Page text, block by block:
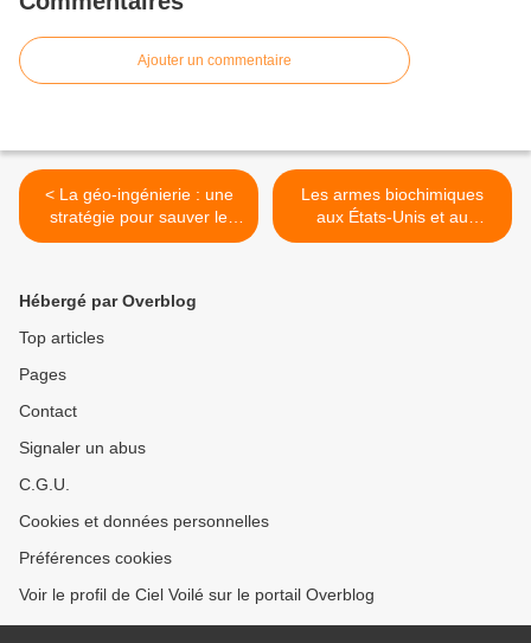
Ajouter un commentaire
< La géo-ingénierie : une
stratégie pour sauver le
capitalisme, pas le climat
Les armes biochimiques
aux États-Unis et au
Canada >
Hébergé par Overblog
Top articles
Pages
Contact
Signaler un abus
C.G.U.
Cookies et données personnelles
Préférences cookies
Voir le profil de Ciel Voilé sur le portail Overblog